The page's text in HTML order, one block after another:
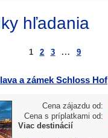
hľadania
1 2 3 ... 9
a zámek Schloss Hof
Cena zájazdu od:
Cena s príplatkami od:
Viac destinácií